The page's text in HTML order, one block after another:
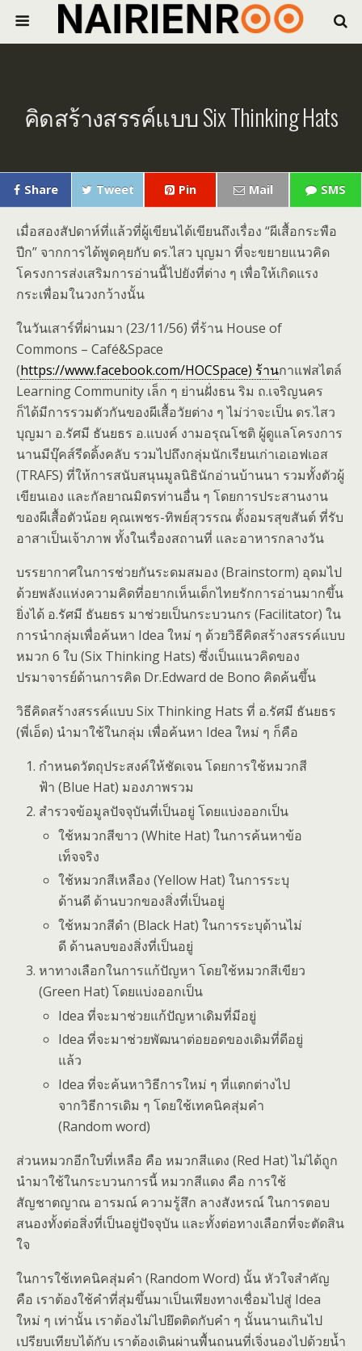
คิดสร้างสรรค์แบบ Six Thinking Hats
Share Tweet Pin Mail SMS
เมื่อสองสัปดาห์ที่แล้วที่ผู้เขียนได้เขียนถึงเรื่อง “ผีเสื้อกระพือ
ปีก” จากการได้พูดคุยกับ ดร.ไสว บุญมา ที่จะขยายแนวคิด
โครงการส่งเสริมการอ่านนี้ไปยังที่ต่าง ๆ เพื่อให้เกิดแรง
กระเพื่อมในวงกว้างนั้น
ในวันเสาร์ที่ผ่านมา (23/11/56) ที่ร้าน House of
Commons – Café&Space
(https://www.facebook.com/HOCSpace) ร้านกาแฟสไตล์
Learning Community เล็ก ๆ ย่านฝั่งธน ริม ถ.เจริญนคร
ก็ได้มีการรวมตัวกันของผีเสื้อวัยต่าง ๆ ไม่ว่าจะเป็น ดร.ไสว
บุญมา อ.รัศมี ธันยธร อ.แบงค์ งามอรุณโชติ ผู้ดูแลโครงการ
นานมีบุ๊คส์รีดดิ้งคลับ รวมไปถึงกลุ่มนักเรียนเก่าเอเอฟเอส
(TRAFS) ที่ให้การสนับสนุนมูลนิธินักอ่านบ้านนา รวมทั้งตัวผู้
เขียนเอง และกัลยาณมิตรท่านอื่น ๆ โดยการประสานงาน
ของผีเสื้อตัวน้อย คุณเพชร-ทิพย์สุวรรณ ตั้งอมรสุขสันต์ ที่รับ
อาสาเป็นเจ้าภาพ ทั้งในเรื่องสถานที่ และอาหารกลางวัน
บรรยากาศในการช่วยกันระดมสมอง (Brainstorm) อุดมไป
ด้วยพลังแห่งความคิดที่อยากเห็นเด็กไทยรักการอ่านมากขึ้น
ยิ่งได้ อ.รัศมี ธันยธร มาช่วยเป็นกระบวนกร (Facilitator) ใน
การนำกลุ่มเพื่อค้นหา Idea ใหม่ ๆ ด้วยวิธีคิดสร้างสรรค์แบบ
หมวก 6 ใบ (Six Thinking Hats) ซึ่งเป็นแนวคิดของ
ปรมาจารย์ด้านการคิด Dr.Edward de Bono คิดค้นขึ้น
วิธีคิดสร้างสรรค์แบบ Six Thinking Hats ที่ อ.รัศมี ธันยธร
(พี่เอ็ด) นำมาใช้ในกลุ่ม เพื่อค้นหา Idea ใหม่ ๆ ก็คือ
กำหนดวัตถุประสงค์ให้ชัดเจน โดยการใช้หมวกสี
ฟ้า (Blue Hat) มองภาพรวม
สำรวจข้อมูลปัจจุบันที่เป็นอยู่ โดยแบ่งออกเป็น
ใช้หมวกสีขาว (White Hat) ในการค้นหาข้อ
เท็จจริง
ใช้หมวกสีเหลือง (Yellow Hat) ในการระบุ
ด้านดี ด้านบวกของสิ่งที่เป็นอยู่
ใช้หมวกสีดำ (Black Hat) ในการระบุด้านไม่
ดี ด้านลบของสิ่งที่เป็นอยู่
หาทางเลือกในการแก้ปัญหา โดยใช้หมวกสีเขียว
(Green Hat) โดยแบ่งออกเป็น
Idea ที่จะมาช่วยแก้ปัญหาเดิมที่มีอยู่
Idea ที่จะมาช่วยพัฒนาต่อยอดของเดิมที่ดีอยู่
แล้ว
Idea ที่จะค้นหาวิธีการใหม่ ๆ ที่แตกต่างไป
จากวิธีการเดิม ๆ โดยใช้เทคนิคสุ่มคำ
(Random word)
ส่วนหมวกอีกใบที่เหลือ คือ หมวกสีแดง (Red Hat) ไม่ได้ถูก
นำมาใช้ในกระบวนการนี้ หมวกสีแดง คือ การใช้
สัญชาตญาณ อารมณ์ ความรู้สึก ลางสังหรณ์ ในการตอบ
สนองทั้งต่อสิ่งที่เป็นอยู่ปัจจุบัน และทั้งต่อทางเลือกที่จะตัดสิน
ใจ
ในการใช้เทคนิคสุ่มคำ (Random Word) นั้น หัวใจสำคัญ
คือ เราต้องใช้คำที่สุ่มขึ้นมาเป็นเพียงทางเชื่อมไปสู่ Idea
ใหม่ ๆ เท่านั้น เราต้องไม่ไปยึดติดกับคำ ๆ นั้นนานเกินไป
เปรียบเทียบได้กับ เราต้องเดินผ่านพื้นถนนที่เจิ่งนองไปด้วยน้ำ